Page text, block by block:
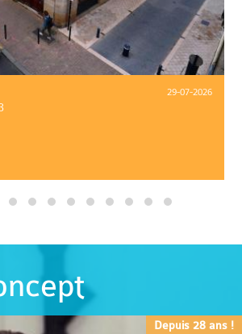
29-07-2026
Depuis 28 ans !